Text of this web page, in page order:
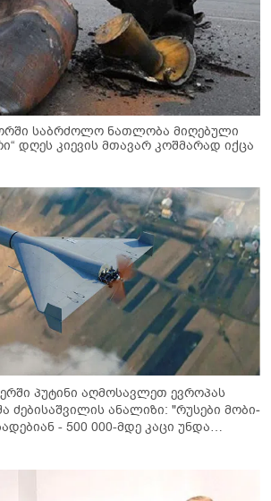
საბრძოლო ნათლობა მიღებული
დღეს კიევის მთავარ კოშმარად იქცა
პუტინი აღმოსავლეთ ევროპას
ძებისაშვილის ანალიზი: "რუსები მობი­
- 500 000-მდე კაცი უნდა